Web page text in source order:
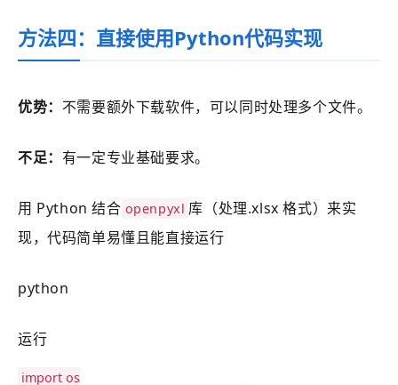
方法四：直接使用Python代码实现
优势： 不需要额外下载软件，可以同时处理多个文件。
不足： 有一定专业基础要求。
用 Python 结合 openpyxl 库（处理.xlsx 格式）来实
现，代码简单易懂且能直接运行
python
运行
import